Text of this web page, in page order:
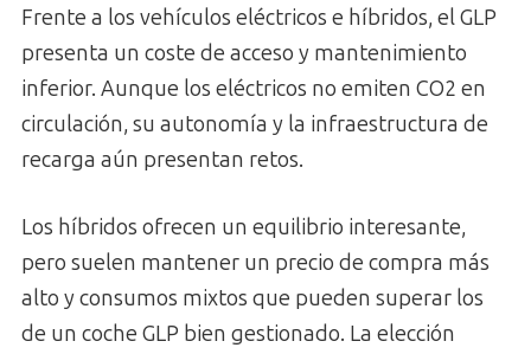
Frente a los vehículos eléctricos e híbridos, el GLP
presenta un coste de acceso y mantenimiento
inferior. Aunque los eléctricos no emiten CO2 en
circulación, su autonomía y la infraestructura de
recarga aún presentan retos.
Los híbridos ofrecen un equilibrio interesante,
pero suelen mantener un precio de compra más
alto y consumos mixtos que pueden superar los
de un coche GLP bien gestionado. La elección